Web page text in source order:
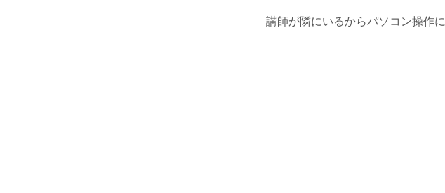
講師が隣にいるからパソコン操作に